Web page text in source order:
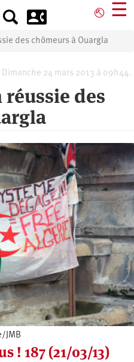
⎋ ☰
des chômeurs à Ouargla
Dimanche 24 mars 2013 à 09h44.
des
JMB
! 187 (21/03/13)